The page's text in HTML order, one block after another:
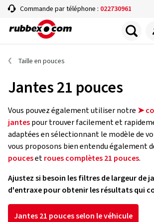
Commande par téléphone : 022730961
Taille en pouces
Jantes 21 pouces
Vous pouvez également utiliser notre ➤
jantespour trouver facilement et
adaptées en sélectionnant le modèle de
vous proposons bien entendu également
poucesetroues complètes 21 pouces.
Ajustez si besoin les filtres de largeur de
d'entraxe pour obtenir les résultats qui
Jantes 21 pouces selon le véhicule